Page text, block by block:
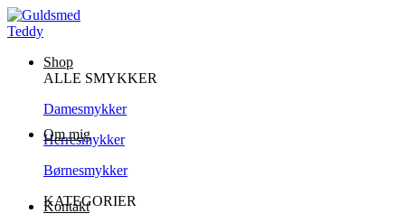
Shop
ALLE SMYKKER
Damesmykker
Herresmykker
Børnesmykker
KATEGORIER
Om mig
Kontakt